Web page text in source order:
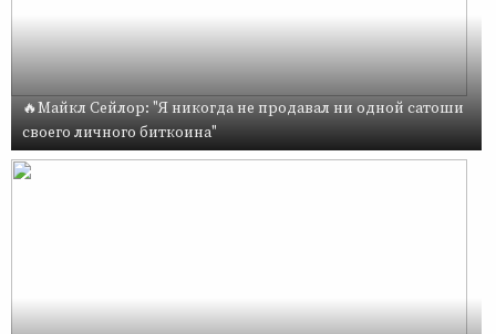
🔥Майкл Сейлор: "Я никогда не продавал ни одной сатоши
своего личного биткоина"